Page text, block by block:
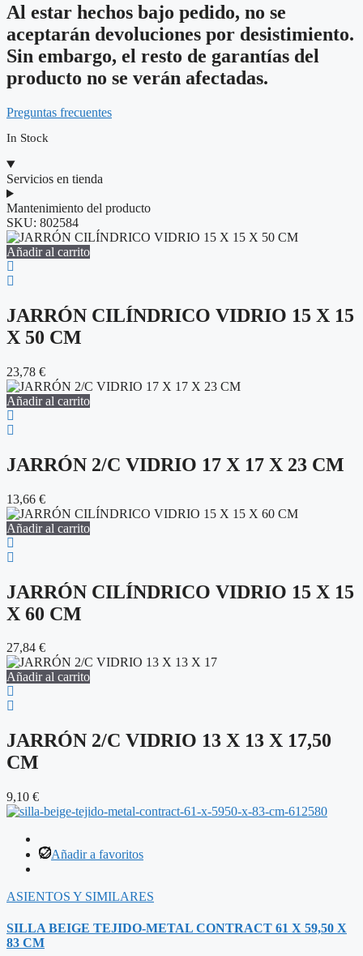
Al estar hechos bajo pedido, no se
aceptarán devoluciones por desistimiento.
Sin embargo, el resto de garantías del
producto no se verán afectadas.
Preguntas frecuentes
In Stock
Servicios en tienda
Mantenimiento del producto
SKU: 802584
Añadir al carrito
JARRÓN CILÍNDRICO VIDRIO 15 X 15
X 50 CM
23,78 €
Añadir al carrito
JARRÓN 2/C VIDRIO 17 X 17 X 23 CM
13,66 €
Añadir al carrito
JARRÓN CILÍNDRICO VIDRIO 15 X 15
X 60 CM
27,84 €
Añadir al carrito
JARRÓN 2/C VIDRIO 13 X 13 X 17,50
CM
9,10 €
Añadir a favoritos
ASIENTOS Y SIMILARES
SILLA BEIGE TEJIDO-METAL CONTRACT 61 X 59,50 X
83 CM